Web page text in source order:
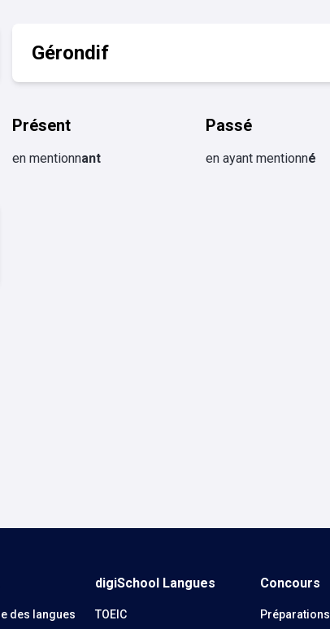
Gérondif
Présent
en mentionnant
Passé
en ayant mentionné
des langues
digiSchool Langues
TOEIC
Concours
Préparations